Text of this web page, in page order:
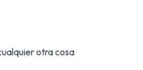
otra cosa